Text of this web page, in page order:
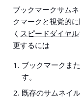
ブックマークサム
クマークと視覚的
く スピードダイヤル
更するには
ブックマークま
す。
既存のサムネイ